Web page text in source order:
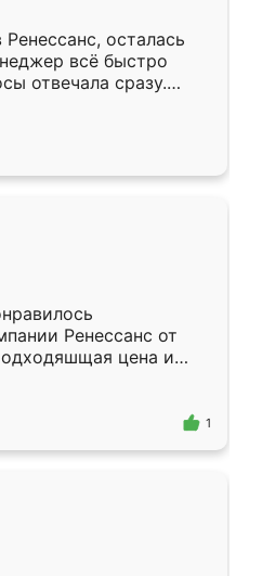
осталась
всё быстро
отвечала сразу.
подошёл к
Собрали
аккуратно, даже
Ренессанс от
цена и
Приехавший
Владислав
эскизу самый
1